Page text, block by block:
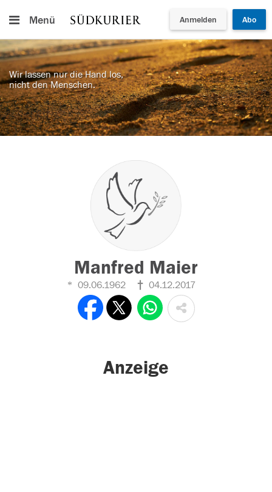
Menü Anmelden Abo
Wir lassen nur die Hand los,
nicht den Menschen.
Manfred Maier
09.06.1962 04.12.2017
Anzeige